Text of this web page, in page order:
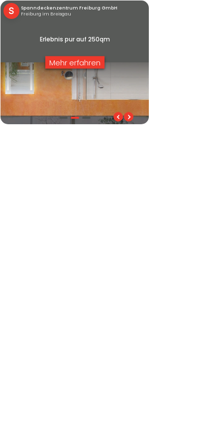
Erlebnis pur auf 250qm
Mehr erfahren
S
Spanndeckenzentrum Freiburg GmbH
Freiburg im Breisgau